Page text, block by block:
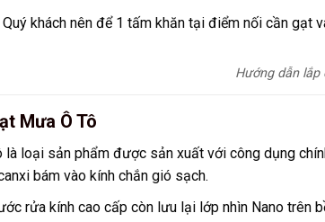
khách nên để 1 tấm khăn tại điểm nối cần
Hướng dẫn
Mưa Ô Tô
là loại sản phẩm được sản xuất với công dụng
bám vào kính chắn gió sạch.
rửa kính cao cấp còn lưu lại lớp nhìn Nano